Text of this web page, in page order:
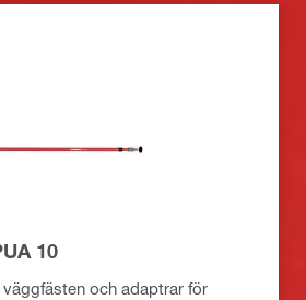
10
och adaptrar för